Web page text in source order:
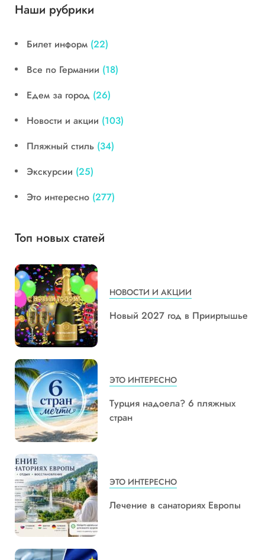
Наши рубрики
Билет информ (22)
Все по Германии (18)
Едем за город (26)
Новости и акции (103)
Пляжный стиль (34)
Экскурсии (25)
Это интересно (277)
Топ новых статей
НОВОСТИ И АКЦИИ
Новый 2027 год в Прииртышье
ЭТО ИНТЕРЕСНО
Турция надоела? 6 пляжных
стран
ЭТО ИНТЕРЕСНО
Лечение в санаториях Европы